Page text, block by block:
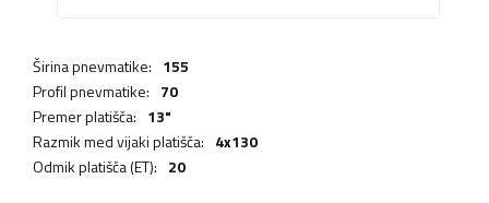
Širina pnevmatike: 155
Profil pnevmatike: 70
Premer platišča: 13"
Razmik med vijaki platišča: 4x130
Odmik platišča (ET): 20